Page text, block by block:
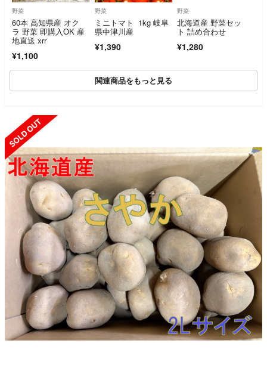
野菜
60本 高知県産 オク
ラ 野菜 即購入OK 産
地直送 xrr
¥1,100
野菜
ミニトマト 1kg 岐阜
県中津川産
¥1,390
野菜
北海道産 野菜セッ
ト 詰め合わせ
¥1,280
関連商品をもっと見る